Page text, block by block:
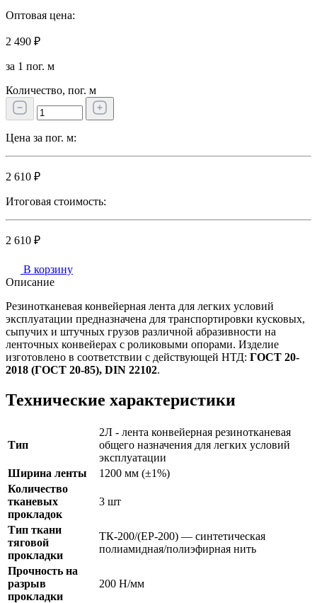
Оптовая цена:
2 490 ₽
за 1 пог. м
Количество, пог. м
Цена за пог. м:
2 610 ₽
Итоговая стоимость:
2 610 ₽
В корзину
Описание
Резинотканевая конвейерная лента для легких условий
эксплуатации предназначена для транспортировки кусковых,
сыпучих и штучных грузов различной абразивности на
ленточных конвейерах с роликовыми опорами. Изделие
изготовлено в соответствии с действующей НТД: ГОСТ 20-
2018 (ГОСТ 20-85), DIN 22102.
Технические характеристики
Тип
2Л - лента конвейерная резинотканевая
общего назначения для легких условий
эксплуатации
Ширина ленты
1200 мм (±1%)
Количество
тканевых
прокладок
3 шт
Тип ткани
тяговой
прокладки
ТК-200/(ЕР-200) — синтетическая
полиамидная/полиэфирная нить
Прочность на
разрыв
прокладки
200 Н/мм